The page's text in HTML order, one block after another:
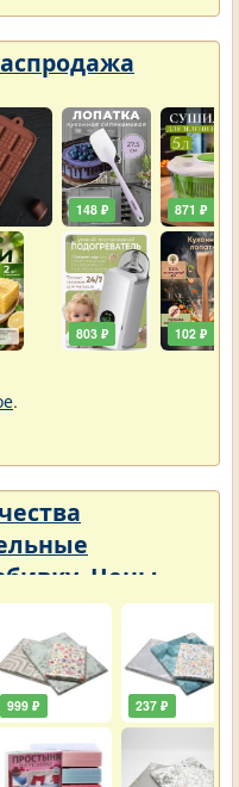
148 ₽
803 ₽
871 ₽
102 ₽
.
Цены
999 ₽ 237 ₽